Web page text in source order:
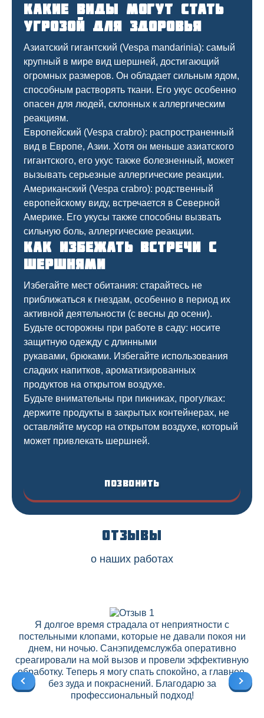
Отзывы
о наших работах
Я долгое время страдала от неприятности с
постельными клопами, которые не давали покоя ни
днем, ни ночью. Санэпидемслужба оперативно
среагировали на мой вызов и провели эффективную
обработку. Теперь я могу спать спокойно, а главное,
без зуда и покраснений. Благодарю за
профессиональный подход!
Какие виды могут стать
угрозой для здоровья
Азиатский гигантский (Vespa mandarinia): самый
крупный в мире вид шершней, достигающий
огромных размеров. Он обладает сильным ядом,
способным растворять ткани. Его укус особенно
опасен для людей, склонных к аллергическим
реакциям.
Европейский (Vespa crabro): распространенный
вид в Европе, Азии. Хотя он меньше азиатского
гигантского, его укус также болезненный, может
вызывать серьезные аллергические реакции.
Американский (Vespa crabro): родственный
европейскому виду, встречается в Северной
Америке. Его укусы также способны вызвать
сильную боль, аллергические реакции.
Как избежать встречи с
шершнями
Избегайте мест обитания: старайтесь не
приближаться к гнездам, особенно в период их
активной деятельности (с весны до осени).
Будьте осторожны при работе в саду: носите
защитную одежду с длинными
рукавами, брюками. Избегайте использования
сладких напитков, ароматизированных
продуктов на открытом воздухе.
Будьте внимательны при пикниках, прогулках:
держите продукты в закрытых контейнерах, не
оставляйте мусор на открытом воздухе, который
может привлекать шершней.
Позвонить